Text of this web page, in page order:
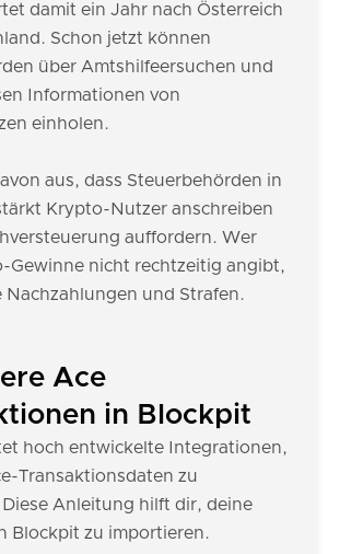
damit ein Jahr nach Österreich
Schon jetzt können
über Amtshilfeersuchen und
Informationen von
einholen.
aus, dass Steuerbehörden in
Krypto-Nutzer anschreiben
auffordern. Wer
Gewinne nicht rechtzeitig angibt,
Nachzahlungen und Strafen.
Ace
in Blockpit
hoch entwickelte Integrationen,
Transaktionsdaten zu
Anleitung hilft dir, deine
Blockpit zu importieren.